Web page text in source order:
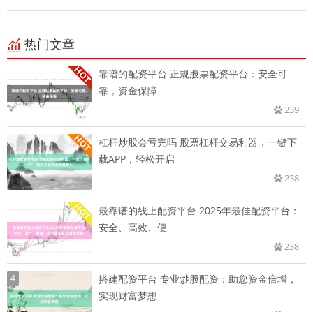
热门文章
靠谱的配资平台 正规股票配资平台：安全可
靠，资金保障
239
杠杆炒股会亏完吗 股票杠杆交易利器，一键下
载APP，轻松开启
238
最靠谱的线上配资平台 2025年最佳配资平台：
安全、高效、便
238
4
搭建配资平台 专业炒股配资：助您资金倍增，
实现财富梦想